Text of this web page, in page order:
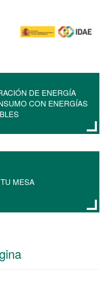
DE ENERGÍA
CON ENERGÍAS
MESA